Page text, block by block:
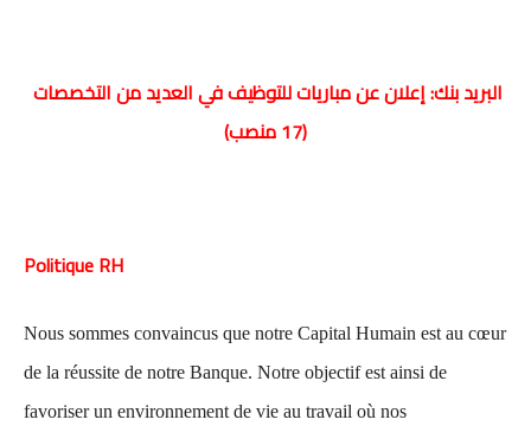
(17 منصب)
Politique RH
Nous sommes convaincus que notre Capital Humain est au cœur
de la réussite de notre Banque. Notre objectif est ainsi de
favoriser un environnement de vie au travail où nos